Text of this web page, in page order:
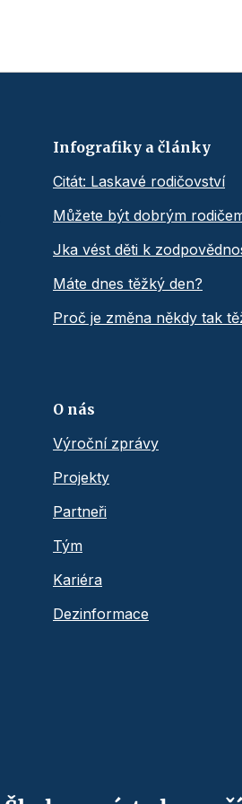
Infografiky a články
Citát: Laskavé rodičovství
Můžete být dobrým
Jka vést děti k
Máte dnes těžký den?
Proč je změna někdy tak
O nás
Výroční zprávy
Projekty
Partneři
Tým
Kariéra
Dezinformace